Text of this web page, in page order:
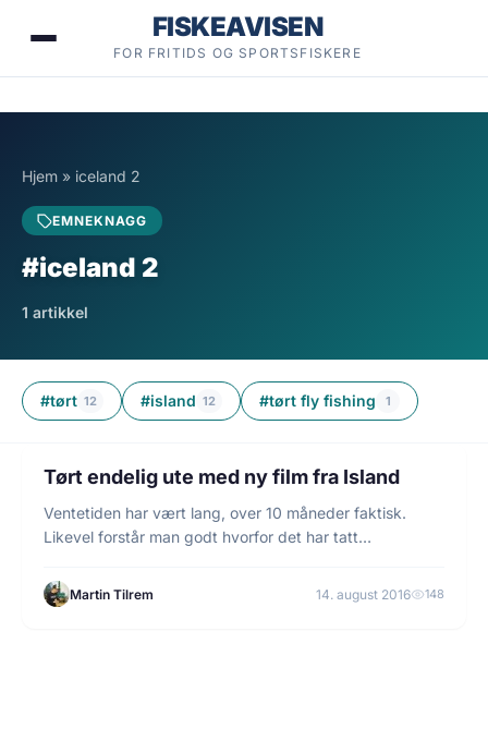
FISKEAVISEN
FOR FRITIDS OG SPORTSFISKERE
Hjem » iceland 2
EMNEKNAGG
#iceland 2
1 artikkel
#tørt 12 #island 12 #tørt fly fishing 1
FLUEFISKE
1 min lesetid
Tørt endelig ute med ny film fra Island
Ventetiden har vært lang, over 10 måneder faktisk.
Likevel forstår man godt hvorfor det har tatt…
Martin Tilrem 14. august 2016 148